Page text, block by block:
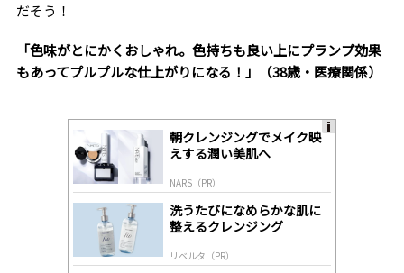
だそう！
「色味がとにかくおしゃれ。色持ちも良い上にプランプ効果
もあってプルプルな仕上がりになる！」（38歳・医療関係）
朝クレンジングでメイク映
えする潤い美肌へ
NARS（PR）
洗うたびになめらかな肌に
整えるクレンジング
リベルタ（PR）